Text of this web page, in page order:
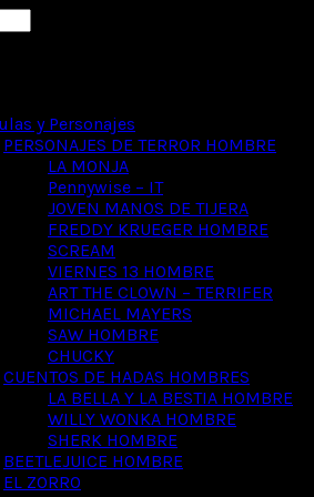
y Personajes
PERSONAJES DE TERROR HOMBRE
LA MONJA
Pennywise – IT
JOVEN MANOS DE TIJERA
FREDDY KRUEGER HOMBRE
SCREAM
VIERNES 13 HOMBRE
ART THE CLOWN – TERRIFER
MICHAEL MAYERS
SAW HOMBRE
CHUCKY
CUENTOS DE HADAS HOMBRES
LA BELLA Y LA BESTIA HOMBRE
WILLY WONKA HOMBRE
SHERK HOMBRE
BEETLEJUICE HOMBRE
EL ZORRO